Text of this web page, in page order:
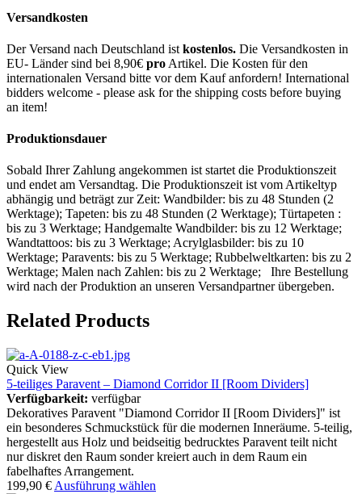
Versandkosten
Der Versand nach Deutschland ist kostenlos. Die Versandkosten in
EU- Länder sind bei 8,90€ pro Artikel. Die Kosten für den
internationalen Versand bitte vor dem Kauf anfordern! International
bidders welcome - please ask for the shipping costs before buying
an item!
Produktionsdauer
Sobald Ihrer Zahlung angekommen ist startet die Produktionszeit
und endet am Versandtag. Die Produktionszeit ist vom Artikeltyp
abhängig und beträgt zur Zeit: Wandbilder: bis zu 48 Stunden (2
Werktage); Tapeten: bis zu 48 Stunden (2 Werktage); Türtapeten :
bis zu 3 Werktage; Handgemalte Wandbilder: bis zu 12 Werktage;
Wandtattoos: bis zu 3 Werktage; Acrylglasbilder: bis zu 10
Werktage; Paravents: bis zu 5 Werktage; Rubbelweltkarten: bis zu 2
Werktage; Malen nach Zahlen: bis zu 2 Werktage; Ihre Bestellung
wird nach der Produktion an unseren Versandpartner übergeben.
Related Products
Quick View
5-teiliges Paravent – Diamond Corridor II [Room Dividers]
Verfügbarkeit: verfügbar
Dekoratives Paravent "Diamond Corridor II [Room Dividers]" ist
ein besonderes Schmuckstück für die modernen Inneräume. 5-teilig,
hergestellt aus Holz und beidseitig bedrucktes Paravent teilt nicht
nur diskret den Raum sonder kreiert auch in dem Raum ein
fabelhaftes Arrangement.
199,90 € Ausführung wählen